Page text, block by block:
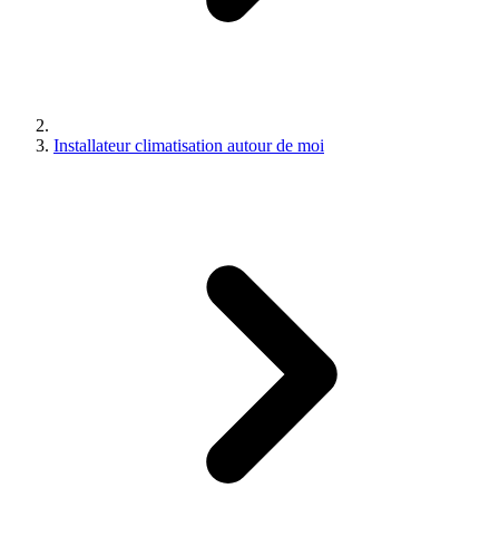
Installateur climatisation autour de moi